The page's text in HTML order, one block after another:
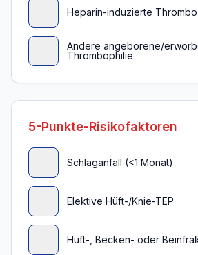
Heparin-induzierte
Andere angeborene/
Thrombophilie
5-Punkte-Risikofaktoren
Schlaganfall (<1 Monat)
Elektive Hüft-/Knie-TEP
Hüft-, Becken- oder